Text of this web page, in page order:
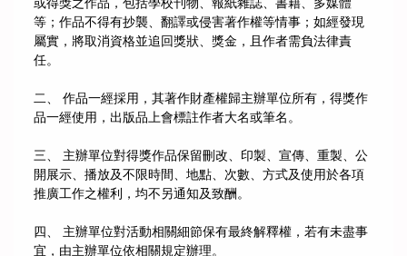
或得獎之作品，包括學校刊物、報紙雜誌、書籍、多媒體
等；作品不得有抄襲、翻譯或侵害著作權等情事；如經發現
屬實，將取消資格並追回獎狀、獎金，且作者需負法律責
任。
二、 作品一經採用，其著作財產權歸主辦單位所有，得獎作
品一經使用，出版品上會標註作者大名或筆名。
三、 主辦單位對得獎作品保留刪改、印製、宣傳、重製、公
開展示、播放及不限時間、地點、次數、方式及使用於各項
推廣工作之權利，均不另通知及致酬。
四、 主辦單位對活動相關細節保有最終解釋權，若有未盡事
宜，由主辦單位依相關規定辦理。